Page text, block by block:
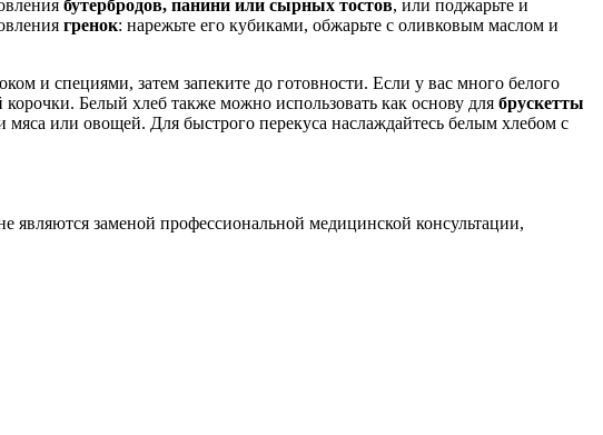
бутербродов, панини или сырных тостов, или поджарьте и
гренок: нарежьте его кубиками, обжарьте с оливковым маслом и
и специями, затем запеките до готовности. Если у вас много белого
Белый хлеб также можно использовать как основу для брускетты
или овощей. Для быстрого перекуса наслаждайтесь белым хлебом с
заменой профессиональной медицинской консультации,